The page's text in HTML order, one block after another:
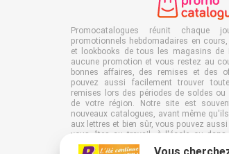
Promocatalogues réunit chaque
promotionnels hebdomadaires en
et lookbooks de tous les magasins de
aucune promotion et vous restez au
bonnes affaires, des remises et des
pouvez aussi facilement trouver
remises lors des périodes de soldes
de votre région. Notre site est
nouveaux catalogues, avant même
aux lettres et bien sûr, vous pouvez
vous êtes au travail, à l'école ou dans
Promocatalogues.fr à vos favoris et